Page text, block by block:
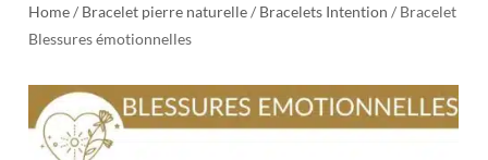
Home/ Bracelet pierre naturelle/ Bracelets Intention / Bracelet
Blessures émotionnelles